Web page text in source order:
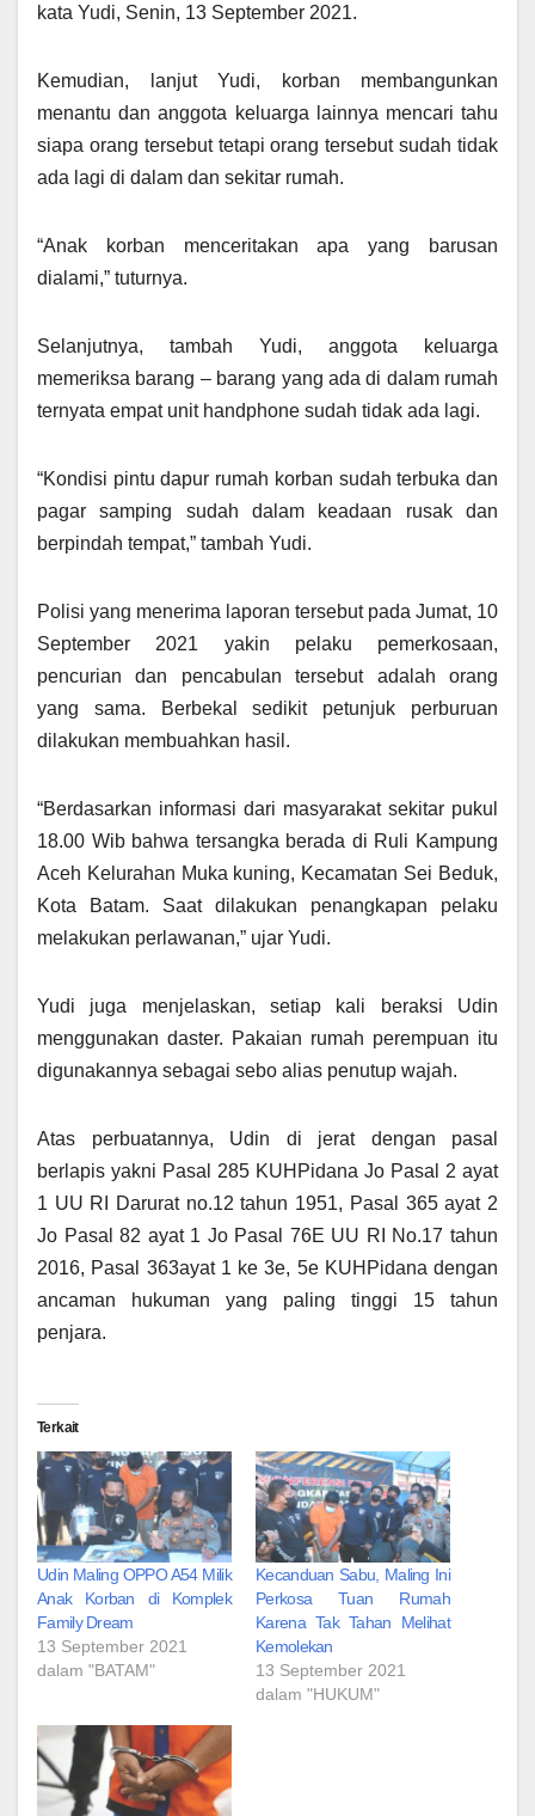
kata Yudi, Senin, 13 September 2021.
Kemudian, lanjut Yudi, korban membangunkan
menantu dan anggota keluarga lainnya mencari tahu
siapa orang tersebut tetapi orang tersebut sudah tidak
ada lagi di dalam dan sekitar rumah.
“Anak korban menceritakan apa yang barusan
dialami,” tuturnya.
Selanjutnya, tambah Yudi, anggota keluarga
memeriksa barang – barang yang ada di dalam rumah
ternyata empat unit handphone sudah tidak ada lagi.
“Kondisi pintu dapur rumah korban sudah terbuka dan
pagar samping sudah dalam keadaan rusak dan
berpindah tempat,” tambah Yudi.
Polisi yang menerima laporan tersebut pada Jumat, 10
September 2021 yakin pelaku pemerkosaan,
pencurian dan pencabulan tersebut adalah orang
yang sama. Berbekal sedikit petunjuk perburuan
dilakukan membuahkan hasil.
“Berdasarkan informasi dari masyarakat sekitar pukul
18.00 Wib bahwa tersangka berada di Ruli Kampung
Aceh Kelurahan Muka kuning, Kecamatan Sei Beduk,
Kota Batam. Saat dilakukan penangkapan pelaku
melakukan perlawanan,” ujar Yudi.
Yudi juga menjelaskan, setiap kali beraksi Udin
menggunakan daster. Pakaian rumah perempuan itu
digunakannya sebagai sebo alias penutup wajah.
Atas perbuatannya, Udin di jerat dengan pasal
berlapis yakni Pasal 285 KUHPidana Jo Pasal 2 ayat
1 UU RI Darurat no.12 tahun 1951, Pasal 365 ayat 2
Jo Pasal 82 ayat 1 Jo Pasal 76E UU RI No.17 tahun
2016, Pasal 363ayat 1 ke 3e, 5e KUHPidana dengan
ancaman hukuman yang paling tinggi 15 tahun
penjara.
Terkait
Udin Maling OPPO A54 Milik
Anak Korban di Komplek
Family Dream
13 September 2021
dalam "BATAM"
Kecanduan Sabu, Maling Ini
Perkosa Tuan Rumah
Karena Tak Tahan Melihat
Kemolekan
13 September 2021
dalam "HUKUM"